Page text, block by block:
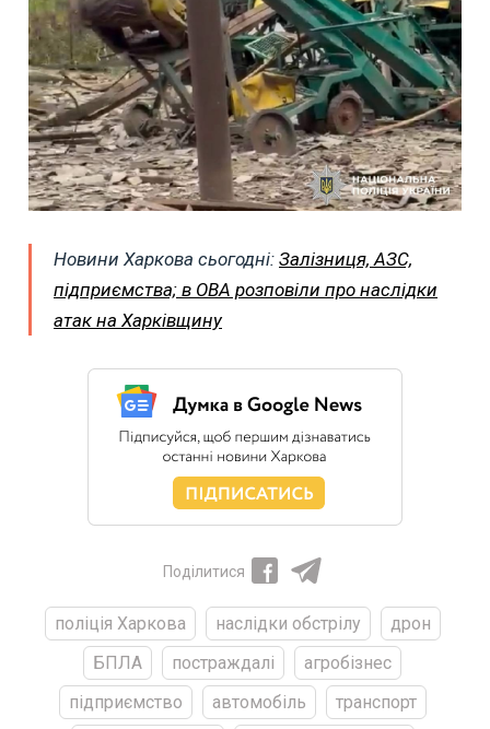
Новини Харкова сьогодні: Залізниця, АЗС,
підприємства; в ОВА розповіли про наслідки
атак на Харківщину
Поділитися
поліція Харкова наслідки обстрілу
дрон
БПЛА
постраждалі
агробізнес
підприємство
автомобіль
транспорт